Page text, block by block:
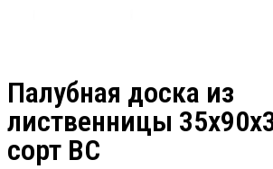
Палубная доска из
лиственницы
сорт ВС